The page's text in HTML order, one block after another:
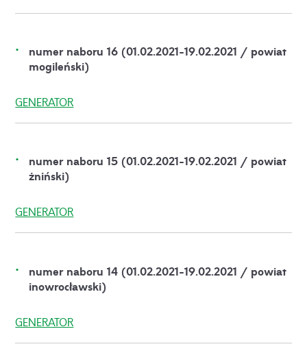
numer naboru 16 (01.02.2021-19.02.2021 / powiat
mogileński)
GENERATOR
numer naboru 15 (01.02.2021-19.02.2021 / powiat
żniński)
GENERATOR
numer naboru 14 (01.02.2021-19.02.2021 / powiat
inowrocławski)
GENERATOR